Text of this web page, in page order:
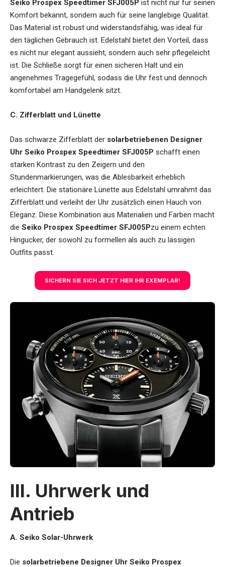
Seiko Prospex Speedtimer SFJ005P ist nicht nur für seinen
Komfort bekannt, sondern auch für seine langlebige Qualität.
Das Material ist robust und widerstandsfähig, was ideal für
den täglichen Gebrauch ist. Edelstahl bietet den Vorteil, dass
es nicht nur elegant aussieht, sondern auch sehr pflegeleicht
ist. Die Schließe sorgt für einen sicheren Halt und ein
angenehmes Tragegefühl, sodass die Uhr fest und dennoch
komfortabel am Handgelenk sitzt.
C. Zifferblatt und Lünette
Das schwarze Zifferblatt der solarbetriebenen Designer
Uhr Seiko Prospex Speedtimer SFJ005P schafft einen
starken Kontrast zu den Zeigern und den
Stundenmarkierungen, was die Ablesbarkeit erheblich
erleichtert. Die stationäre Lünette aus Edelstahl umrahmt das
Zifferblatt und verleiht der Uhr zusätzlich einen Hauch von
Eleganz. Diese Kombination aus Materialien und Farben macht
die Seiko Prospex Speedtimer SFJ005Pzu einem echten
Hingucker, der sowohl zu formellen als auch zu lässigen
Outfits passt.
SICHERN SIE SICH JETZT HIER IHR EXEMPLAR!
III. Uhrwerk und
Antrieb
A. Seiko Solar-Uhrwerk
Die solarbetriebene Designer Uhr Seiko Prospex